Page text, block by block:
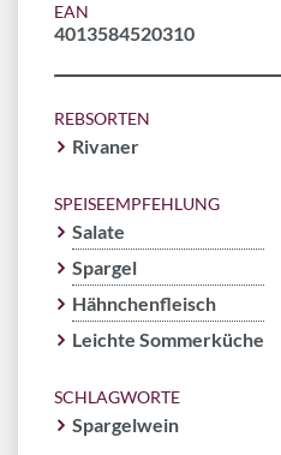
EAN
4013584520310
REBSORTEN
Rivaner
SPEISEEMPFEHLUNG
Salate
Spargel
Hähnchenfleisch
Leichte Sommerküche
SCHLAGWORTE
Spargelwein